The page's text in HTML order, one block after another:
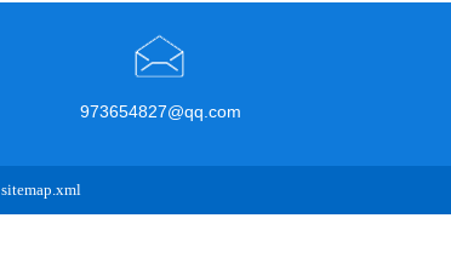
973654827@qq.com
sitemap.xml